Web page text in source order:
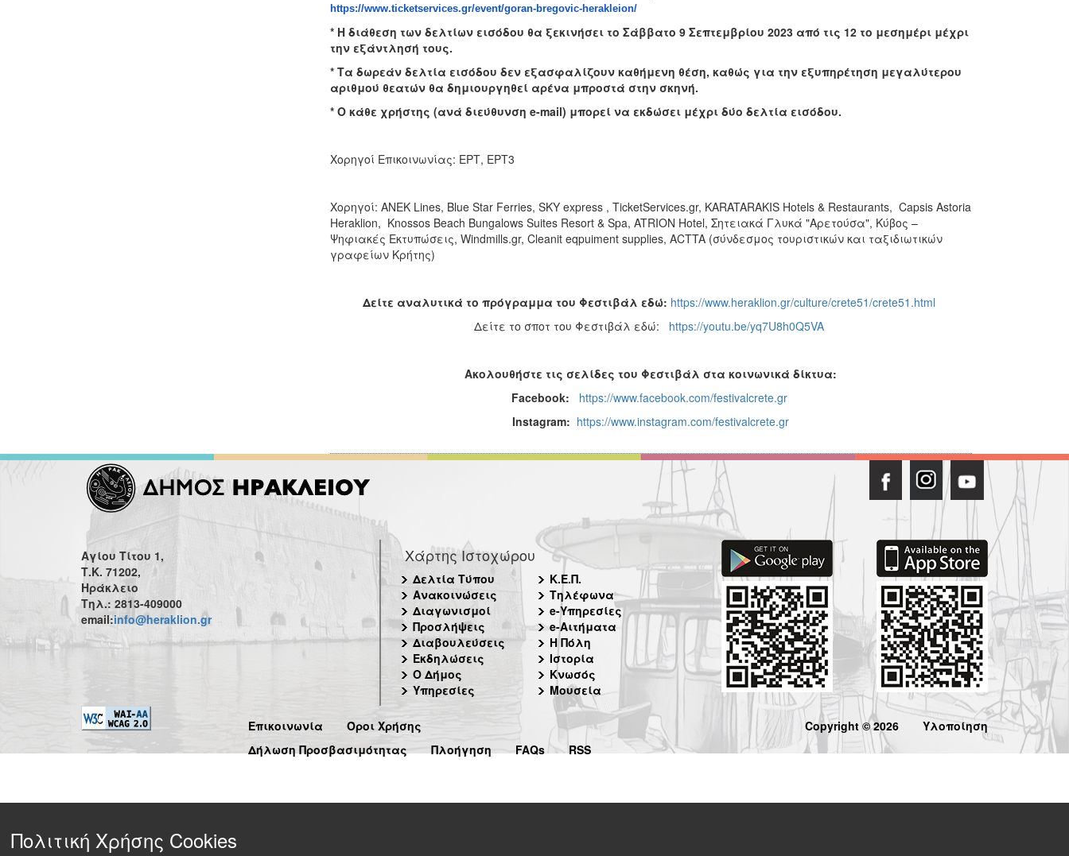
https://www.ticketservices.gr/event/goran-bregovic-herakleion/
* Η διάθεση των δελτίων εισόδου θα ξεκινήσει το Σάββατο 9 Σεπτεμβρίου 2023 από τις 12 το μεσημέρι μέχρι
την εξάντλησή τους.
* Τα δωρεάν δελτία εισόδου δεν εξασφαλίζουν καθήμενη θέση, καθώς για την εξυπηρέτηση μεγαλύτερου
αριθμού θεατών θα δημιουργηθεί αρένα μπροστά στην σκηνή.
* Ο κάθε χρήστης (ανά διεύθυνση e-mail) μπορεί να εκδώσει μέχρι δύο δελτία εισόδου.
Χορηγοί Επικοινωνίας: ΕΡΤ, ΕΡΤ3
Χορηγοί: ANEK Lines, Blue Star Ferries, SKY express , TicketServices.gr, KARATARAKIS Hotels & Restaurants, Capsis Astoria
Heraklion, Knossos Beach Bungalows Suites Resort & Spa, ATRION Hotel, Σητειακά Γλυκά "Αρετούσα", Κύβος –
Ψηφιακές Εκτυπώσεις, Windmills.gr, Cleanit eqpuiment supplies, ACTTA (σύνδεσμος τουριστικών και ταξιδιωτικών
γραφείων Κρήτης)
Δείτε αναλυτικά το πρόγραμμα του Φεστιβάλ εδώ: https://www.heraklion.gr/culture/crete51/crete51.html
Δείτε το σποτ του Φεστιβάλ εδώ: https://youtu.be/yq7U8h0Q5VA
Ακολουθήστε τις σελίδες του Φεστιβάλ στα κοινωνικά δίκτυα:
Facebook: https://www.facebook.com/festivalcrete.gr
Instagram: https://www.instagram.com/festivalcrete.gr
Αγίου Τίτου 1,
Τ.Κ. 71202,
Ηράκλειο
Τηλ.: 2813-409000
email:info@heraklion.gr
Χάρτης Ιστοχώρου
Δελτία Τύπου
Ανακοινώσεις
Διαγωνισμοί
Προσλήψεις
Διαβουλεύσεις
Εκδηλώσεις
Ο Δήμος
Υπηρεσίες
Κ.Ε.Π.
Τηλέφωνα
e-Υπηρεσίες
e-Αιτήματα
Η Πόλη
Ιστορία
Κνωσός
Μουσεία
Επικοινωνία
Όροι Χρήσης
Δήλωση Προσβασιμότητας
Πλοήγηση FAQs RSS
Copyright © 2026 Υλοποίηση
Πολιτική Χρήσης Cookies